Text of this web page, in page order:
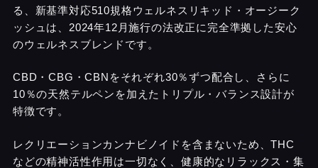
る、新基準対応510規格ウェルネスリキッド・オージーク
ッシュは、2024年12月施行の法改正に完全準拠した安心
のウェルネスブレンドです。
CBD・CBG・CBNをそれぞれ30％ずつ配合し、さらに
10％の天然テルペンを加えたトリプル・バランス設計が
特徴です。
レクリエーションカンナビノイドを含まないため、THC
などの精神活性作用は一切なく、健康的なリラックス・集